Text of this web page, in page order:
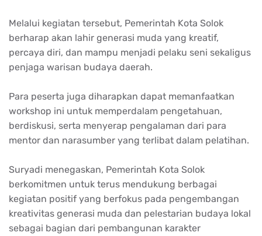
Melalui kegiatan tersebut, Pemerintah Kota Solok
berharap akan lahir generasi muda yang kreatif,
percaya diri, dan mampu menjadi pelaku seni sekaligus
penjaga warisan budaya daerah.
Para peserta juga diharapkan dapat memanfaatkan
workshop ini untuk memperdalam pengetahuan,
berdiskusi, serta menyerap pengalaman dari para
mentor dan narasumber yang terlibat dalam pelatihan.
Suryadi menegaskan, Pemerintah Kota Solok
berkomitmen untuk terus mendukung berbagai
kegiatan positif yang berfokus pada pengembangan
kreativitas generasi muda dan pelestarian budaya lokal
sebagai bagian dari pembangunan karakter